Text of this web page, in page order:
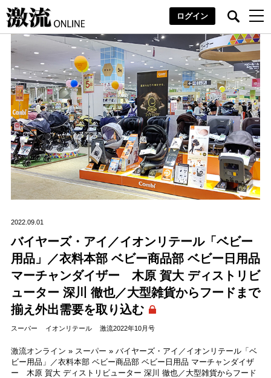
ログイン
2022.09.01
バイヤーズ・アイ／イオンリテール「ベビー
用品」／衣料本部 ベビー商品部 ベビー日用品
マーチャンダイザー 木原 賀大 ディストリビ
ューター 深川 徹也／大型雑貨からフードまで
揃え外出需要を取り込む
スーパー イオンリテール 激流2022年10月号
激流オンライン » スーパー » バイヤーズ・アイ／イオンリテール「ベ
ビー用品」／衣料本部 ベビー商品部 ベビー日用品 マーチャンダイザ
ー 木原 賀大 ディストリビューター 深川 徹也／大型雑貨からフード